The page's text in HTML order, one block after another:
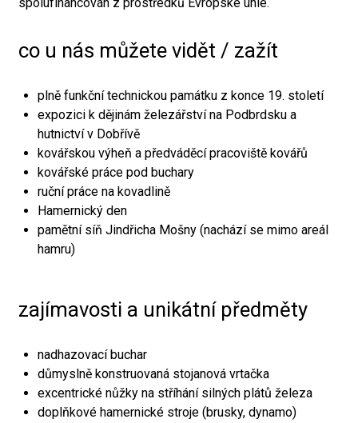
co u nás můžete vidět / zažít
plně funkční technickou památku z konce 19. století
expozici k dějinám železářství na Podbrdsku a
hutnictví v Dobřívě
kovářskou výheň a předváděcí pracoviště kovářů
kovářské práce pod buchary
ruční práce na kovadlině
Hamernický den
pamětní síň Jindřicha Mošny (nachází se mimo areál
hamru)
zajímavosti a unikátní předměty
nadhazovací buchar
důmyslně konstruovaná stojanová vrtačka
excentrické nůžky na stříhání silných plátů železa
doplňkové hamernické stroje (brusky, dynamo)